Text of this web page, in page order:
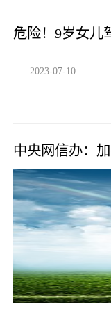
危险！9岁女儿
2023-07-10
中央网信办：